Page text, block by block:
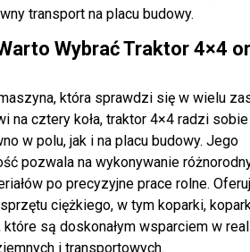
transport na placu budowy.
Wybrać Traktor 4×4
która sprawdzi się w wielu
na cztery koła, traktor 4×4 radzi
w polu, jak i na placu budowy. Jego
pozwala na wykonywanie
po precyzyjne prace rolne.
ciężkiego, w tym koparki,
które są doskonałym wsparciem w
i transportowych.